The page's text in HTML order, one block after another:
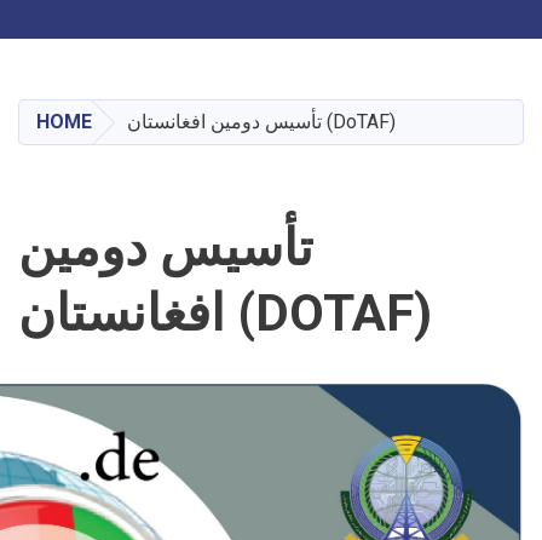
content
HOME تأسیس دومین افغانستان (DoTAF)
تأسیس دومین
افغانستان (DOTAF)